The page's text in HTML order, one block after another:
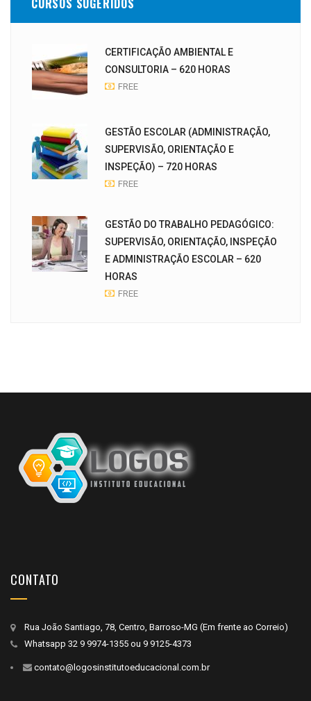
CURSOS SUGERIDOS
CERTIFICAÇÃO AMBIENTAL E
CONSULTORIA – 620 HORAS
FREE
GESTÃO ESCOLAR (ADMINISTRAÇÃO,
SUPERVISÃO, ORIENTAÇÃO E
INSPEÇÃO) – 720 HORAS
FREE
GESTÃO DO TRABALHO PEDAGÓGICO:
SUPERVISÃO, ORIENTAÇÃO, INSPEÇÃO
E ADMINISTRAÇÃO ESCOLAR – 620
HORAS
FREE
CONTATO
Rua João Santiago, 78, Centro, Barroso-MG (Em frente ao Correio)
Whatsapp 32 9 9974-1355 ou 9 9125-4373
contato@logosinstitutoeducacional.com.br